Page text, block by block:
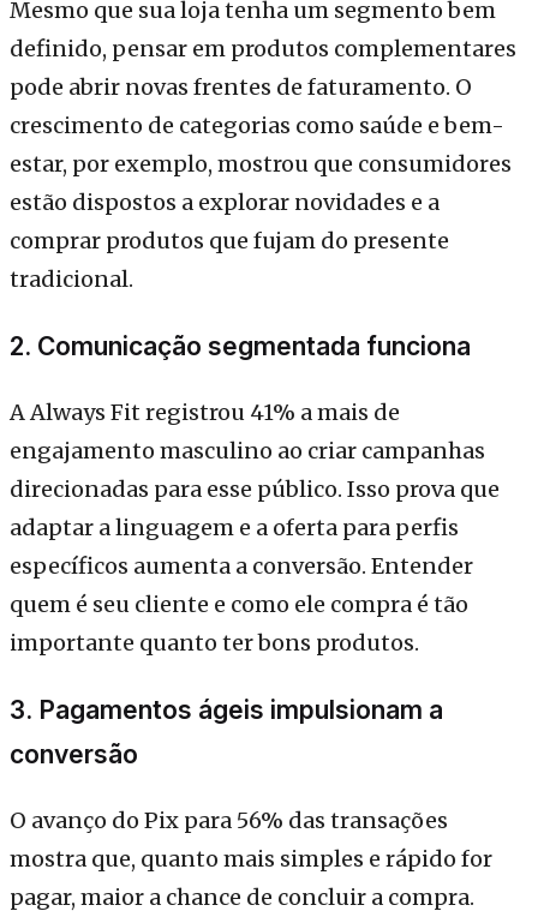
Mesmo que sua loja tenha um segmento bem
definido, pensar em produtos complementares
pode abrir novas frentes de faturamento. O
crescimento de categorias como saúde e bem-
estar, por exemplo, mostrou que consumidores
estão dispostos a explorar novidades e a
comprar produtos que fujam do presente
tradicional.
2. Comunicação segmentada funciona
A Always Fit registrou 41% a mais de
engajamento masculino ao criar campanhas
direcionadas para esse público. Isso prova que
adaptar a linguagem e a oferta para perfis
específicos aumenta a conversão. Entender
quem é seu cliente e como ele compra é tão
importante quanto ter bons produtos.
3. Pagamentos ágeis impulsionam a
conversão
O avanço do Pix para 56% das transações
mostra que, quanto mais simples e rápido for
pagar, maior a chance de concluir a compra.